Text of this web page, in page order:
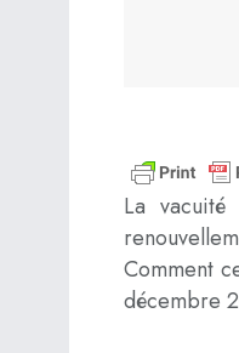
La
Comment
décembre